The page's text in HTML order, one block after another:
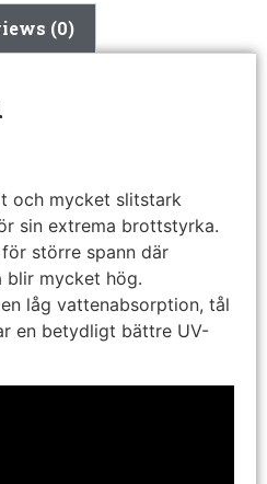
(0)
och mycket slitstark
sin extrema brottstyrka.
större spann där
blir mycket hög.
låg vattenabsorption, tål
en betydligt bättre UV-